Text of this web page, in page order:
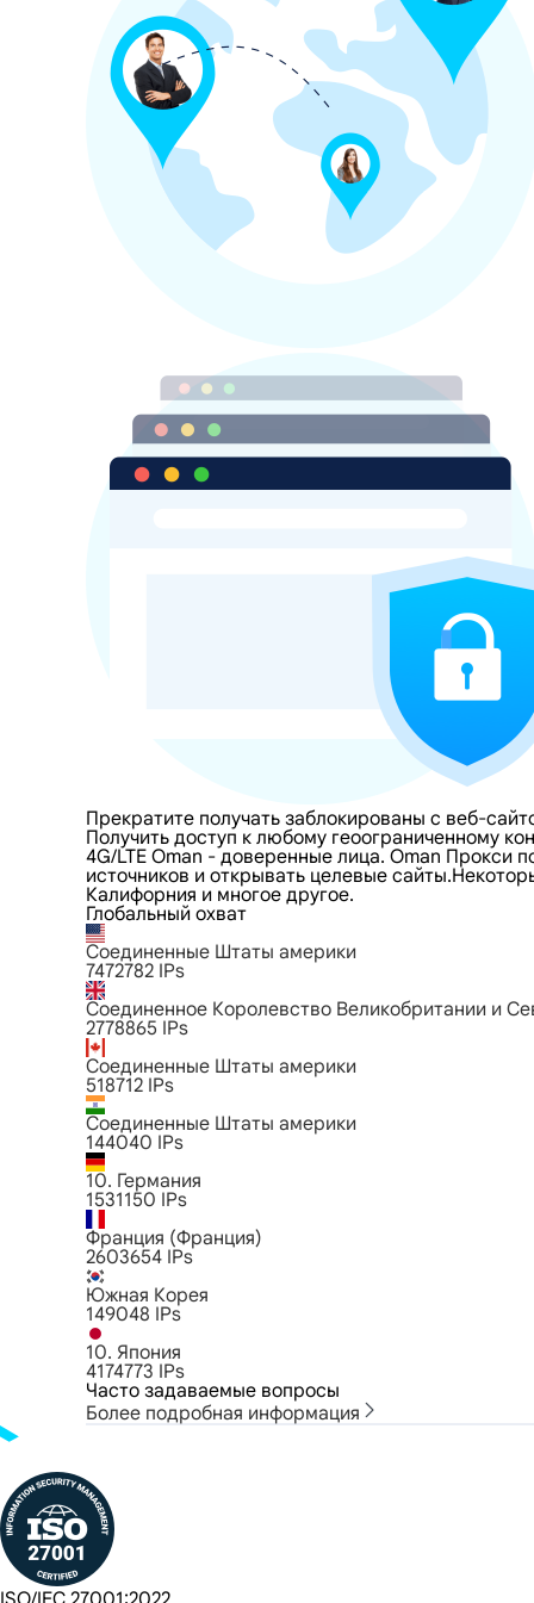
Прекратите получать заблокированы с веб-
Получить доступ к любому геоограниченному
4G/LTE Oman - доверенные лица. Oman Прокси
источников и открывать целевые
Калифорния и многое другое.
Глобальный охват
Соединенные Штаты америки
7472782 IPs
Соединенное Королевство Великобритании и
2778865 IPs
Соединенные Штаты америки
518712 IPs
Соединенные Штаты америки
144040 IPs
10. Германия
1531150 IPs
Франция (Франция)
2603654 IPs
Южная Корея
149048 IPs
10. Япония
4174773 IPs
Часто задаваемые вопросы
Более подробная информация